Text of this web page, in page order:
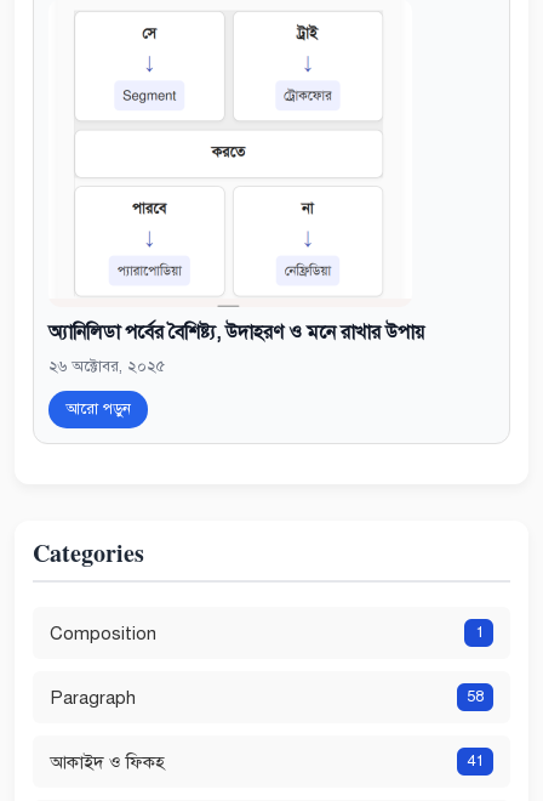
অ্যানিলিডা পর্বের বৈশিষ্ট্য, উদাহরণ ও মনে রাখার উপায়
২৬ অক্টোবর, ২০২৫
আরো পড়ুন
Categories
Composition 1
Paragraph 58
আকাইদ ও ফিকহ 41